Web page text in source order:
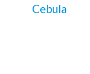
Cebula